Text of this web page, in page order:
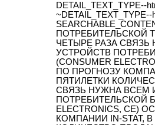
DETAIL_TEXT_TYPE--
~DETAIL_TEXT_TYPE--
ПОТРЕБИТЕЛЬСКОЙ
ЧЕТЫРЕ РАЗА
УСТРОЙСТВ
(CONSUMER
ПО ПРОГНОЗУ
ПЯТИЛЕТКИ
СВЯЗЬ НУЖНА ВСЕМ
ПОТРЕБИТЕЛЬСКОЙ
ELECTRONICS,
КОМПАНИИ IN-STAT,